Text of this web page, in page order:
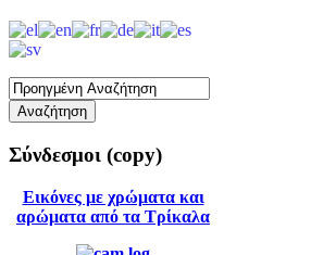
Σύνδεσμοι (copy)
Εικόνες με χρώματα και
αρώματα από τα Τρίκαλα